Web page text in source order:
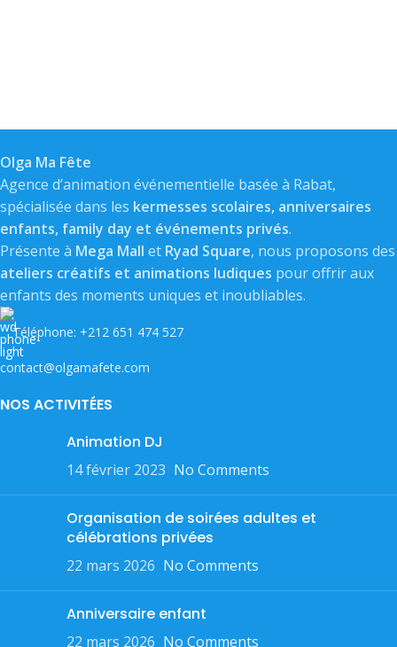
Olga Ma Fête
Agence d’animation événementielle basée à Rabat,
spécialisée dans les kermesses scolaires, anniversaires
enfants, family day et événements privés.
Présente à Mega Mall et Ryad Square, nous proposons des
ateliers créatifs et animations ludiques pour offrir aux
enfants des moments uniques et inoubliables.
Téléphone: +212 651 474 527
contact@olgamafete.com
NOS ACTIVITÉES
Animation DJ
14 février 2023 No Comments
Organisation de soirées adultes et
célébrations privées
22 mars 2026 No Comments
Anniversaire enfant
22 mars 2026 No Comments